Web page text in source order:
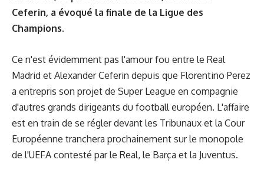
Ceferin, a évoqué la finale de la Ligue des
Champions.
Ce n'est évidemment pas l'amour fou entre le Real
Madrid et Alexander Ceferin depuis que Florentino Perez
a entrepris son projet de Super League en compagnie
d'autres grands dirigeants du football européen. L'affaire
est en train de se régler devant les Tribunaux et la Cour
Européenne tranchera prochainement sur le monopole
de l'UEFA contesté par le Real, le Barça et la Juventus.